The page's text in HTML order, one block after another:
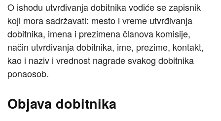
O ishodu utvrđivanja dobitnika vodiće se zapisnik
koji mora sadržavati: mesto i vreme utvrđivanja
dobitnika, imena i prezimena članova komisije,
način utvrđivanja dobitnika, ime, prezime, kontakt,
kao i naziv i vrednost nagrade svakog dobitnika
ponaosob.
Objava dobitnika